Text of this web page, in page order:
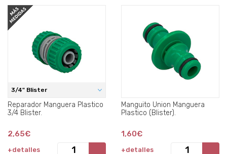
3/4" Blister
Reparador Manguera Plastico
3/4 Blister.
2,65€
+detalles
Manguito Union Manguera
Plastico (Blister).
1,60€
+detalles